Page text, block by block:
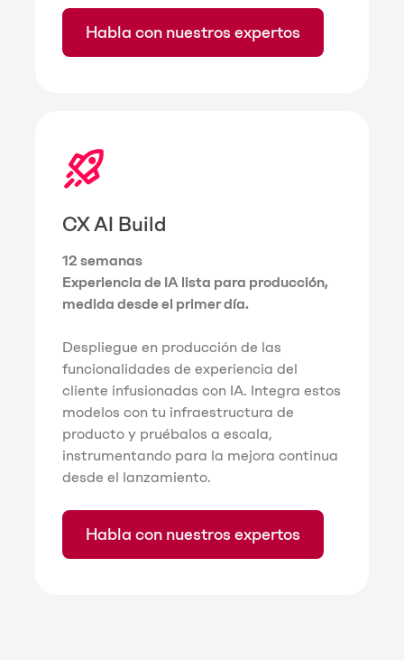
Habla con nuestros expertos
CX AI Build
12 semanas
Experiencia de IA lista para producción,
medida desde el primer día.
Despliegue en producción de las
funcionalidades de experiencia del
cliente infusionadas con IA. Integra estos
modelos con tu infraestructura de
producto y pruébalos a escala,
instrumentando para la mejora continua
desde el lanzamiento.
Habla con nuestros expertos